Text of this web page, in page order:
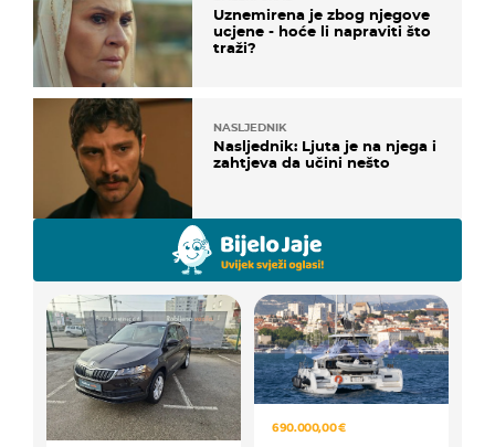
Uznemirena je zbog njegove
ucjene - hoće li napraviti što
traži?
NASLJEDNIK
Nasljednik: Ljuta je na njega i
zahtjeva da učini nešto
690.000,00 €